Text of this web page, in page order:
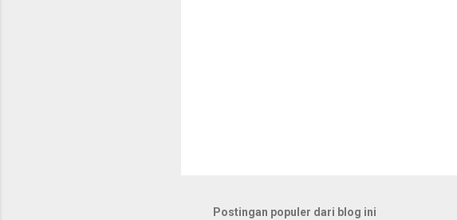
Postingan populer dari blog ini